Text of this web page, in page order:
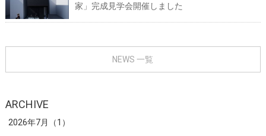
家」完成見学会開催しました
NEWS 一覧
ARCHIVE
2026年7月（1）